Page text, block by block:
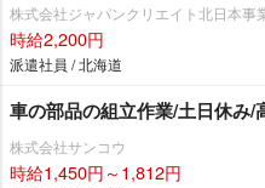
株式会社ジャパンクリエイト北日本事
時給2,200円
派遣社員 / 北海道
車の部品の組立作業/土日休み/
株式会社サンコウ
時給1,450円～1,812円